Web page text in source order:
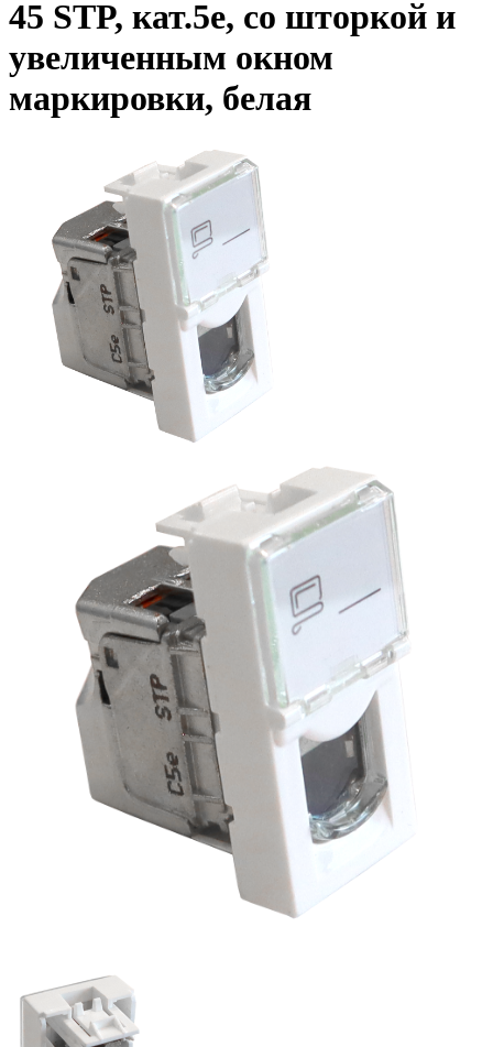
45 STP, кат.5e, со шторкой и
увеличенным окном
маркировки, белая